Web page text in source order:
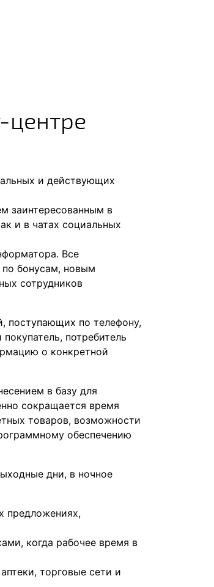
центре
и действующих
заинтересованным в
и в чатах социальных
Все
по бонусам, новым
сотрудников
поступающих по телефону,
потребитель
о конкретной
в базу для
сокращается время
товаров, возможности
обеспечению
дни, в ночное
предложениях,
когда рабочее время в
торговые сети и